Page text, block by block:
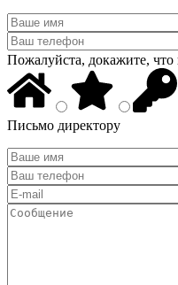
Пожалуйста, докажите,
Письмо директору